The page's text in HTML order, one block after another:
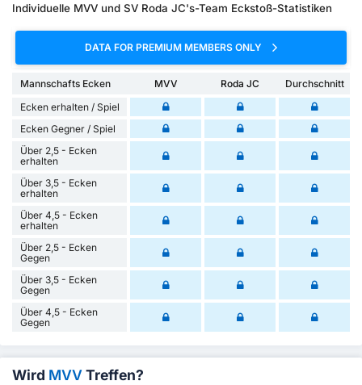
Individuelle MVV und SV Roda JC's-Team Eckstoß-Statistiken
DATA FOR PREMIUM MEMBERS ONLY
Mannschafts Ecken MVV Roda JC
Durchschnitt
Ecken erhalten / Spiel
Ecken Gegner / Spiel
Über 2,5 - Ecken
erhalten
Über 3,5 - Ecken
erhalten
Über 4,5 - Ecken
erhalten
Über 2,5 - Ecken
Gegen
Über 3,5 - Ecken
Gegen
Über 4,5 - Ecken
Gegen
Wird MVVTreffen?